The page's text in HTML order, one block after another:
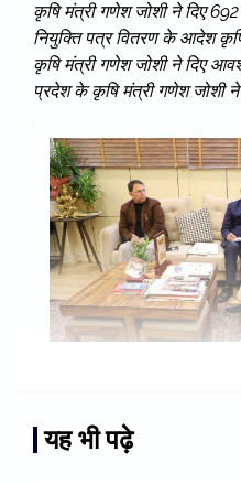
कृषि मंत्री गणेश जोशी ने दिए
नियुक्ति पत्र वितरण के आदेश कृषि
कृषि मंत्री गणेश जोशी ने दिए
प्रदेश के कृषि मंत्री गणेश जोशी
यह भी पढ़े